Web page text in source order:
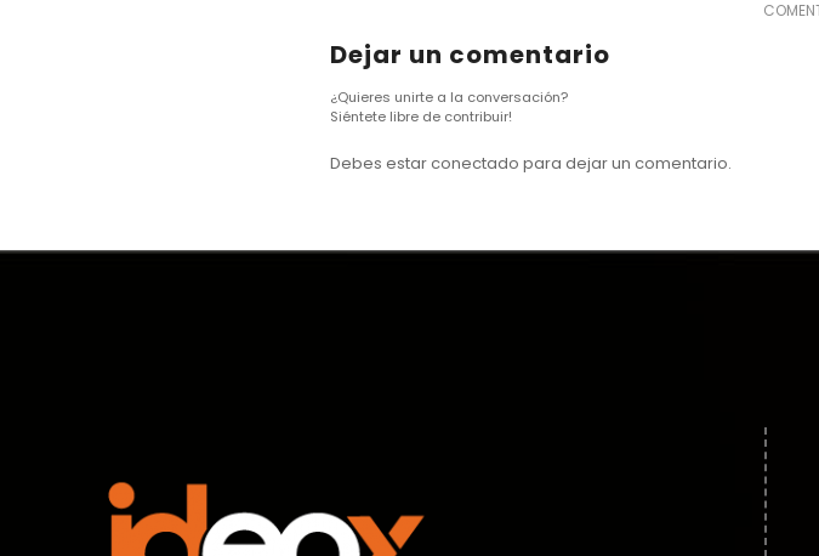
Dejar un comentario
¿Quieres unirte a la conversación?
Siéntete libre de contribuir!
Debes estar conectado para dejar un comentario.